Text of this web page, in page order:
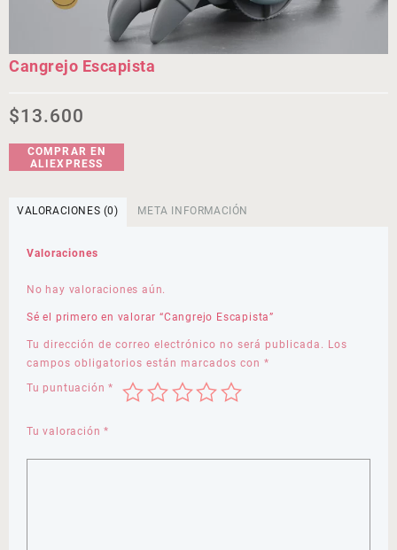
Cangrejo Escapista
$13.600
COMPRAR EN
ALIEXPRESS
VALORACIONES (0) META INFORMACIÓN
Valoraciones
No hay valoraciones aún.
Sé el primero en valorar “Cangrejo Escapista”
Tu dirección de correo electrónico no será publicada. Los
campos obligatorios están marcados con *
Tu puntuación*
Tu valoración*